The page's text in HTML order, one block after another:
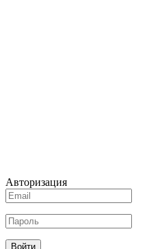
Авторизация
Войти